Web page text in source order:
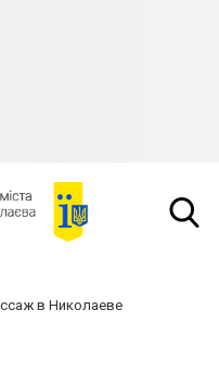
в Николаеве